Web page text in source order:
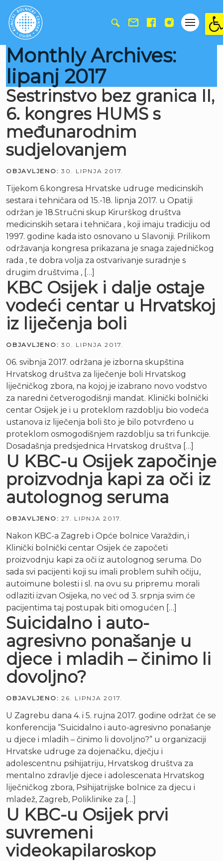
Monthly Archives:
lipanj 2017
Sestrinstvo bez granica II,
6. kongres HUMS s
međunarodnim
sudjelovanjem
OBJAVLJENO: 30. LIPNJA 2017.
Tijekom 6.kongresa Hrvatske udruge medicinskih
sestara i tehničara od 15.-18. lipnja 2017. u Opatiji
održan je 18.Stručni skup Kirurškog društva
medicinskih setara i tehničara , koji imaju tradiciju od
1997. godine kada isto osnovano u Slavoniji. Prilikom
održavanja kongresa prikazana je snaga zajedničkog
rada , te dobra volja za ostvarivanje suradnje s
drugim društvima , […]
KBC Osijek i dalje ostaje
vodeći centar u Hrvatskoj
iz liječenja boli
OBJAVLJENO: 30. LIPNJA 2017.
06. svibnja 2017. održana je izborna skupština
Hrvatskog društva za liječenje boli Hrvatskog
liječničkog zbora, na kojoj je izabrano novo vodstvo
za naredni četverogodišnji mandat. Klinički bolnički
centar Osijek je i u proteklom razdoblju bio vodeća
ustanova iz liječenja boli što je bilo potvrđeno u
proteklom osmogodišnjem razdoblju sa tri funkcije.
Dosadašnja predsjednica Hrvatskog društva […]
U KBC-u Osijek započinje
proizvodnja kapi za oči iz
autolognog seruma
OBJAVLJENO: 27. LIPNJA 2017.
Nakon KBC-a Zagreb i Opće bolnice Varaždin, i
Klinički bolnički centar Osijek će započeti
proizvodnju kapi za oči iz autolognog seruma. Do
sada svi pacijenti koji su imali problem suhih očiju,
autoimune bolesti i sl. na ovu su pripremu morali
odlaziti izvan Osijeka, no već od 3. srpnja svim će
pacijentima taj postupak biti omogućen […]
Suicidalno i auto-
agresivno ponašanje u
djece i mladih – činimo li
dovoljno?
OBJAVLJENO: 26. LIPNJA 2017.
U Zagrebu dana 4. i 5. rujna 2017. godine održat će se
konferencija “Suicidalno i auto-agresivno ponašanje
u djece i mladih – činimo li dovoljno?” u organizaciji
Hrvatske udruge za dojenačku, dječju i
adolescentnu psihijatriju, Hrvatskog društva za
mentalno zdravlje djece i adolescenata Hrvatskog
liječničkog zbora, Psihijatrijske bolnice za djecu i
mladež, Zagreb, Poliklinike za […]
U KBC-u Osijek prvi
suvremeni
videokapilaroskop